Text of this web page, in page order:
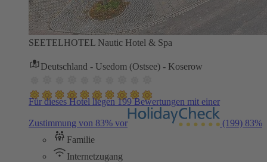
SEETELHOTEL Nautic Hotel & Spa
Deutschland - Usedom (Ostsee) - Koserow
Für dieses Hotel liegen 199 Bewertungen mit einer
Zustimmung von 83% vor (199) 83%
Familie
Internetzugang